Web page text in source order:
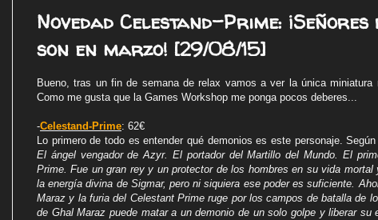
Novedad Celestand-Prime:
son en marzo! [29/08/15]
Bueno, tras un fin de semana de relax vamos a ver la única
Como me gusta que la Games Workshop me ponga pocos deberes...
-Celestand-Prime: 62€
Lo primero de todo es entender qué demonios es este personaje.
El ángel vengador de Azyr. El portador del Martillo del Mundo. El
Prime. Fue un gran rey y un protector de los hombres en su vida
la energía divina de Sigmar, pero ni siquiera ese poder es suficiente.
Maraz y la furia del Celestant Prime ruge por los campos de batalla de
de Ghal Maraz puede matar a un demonio de un solo golpe y liberar